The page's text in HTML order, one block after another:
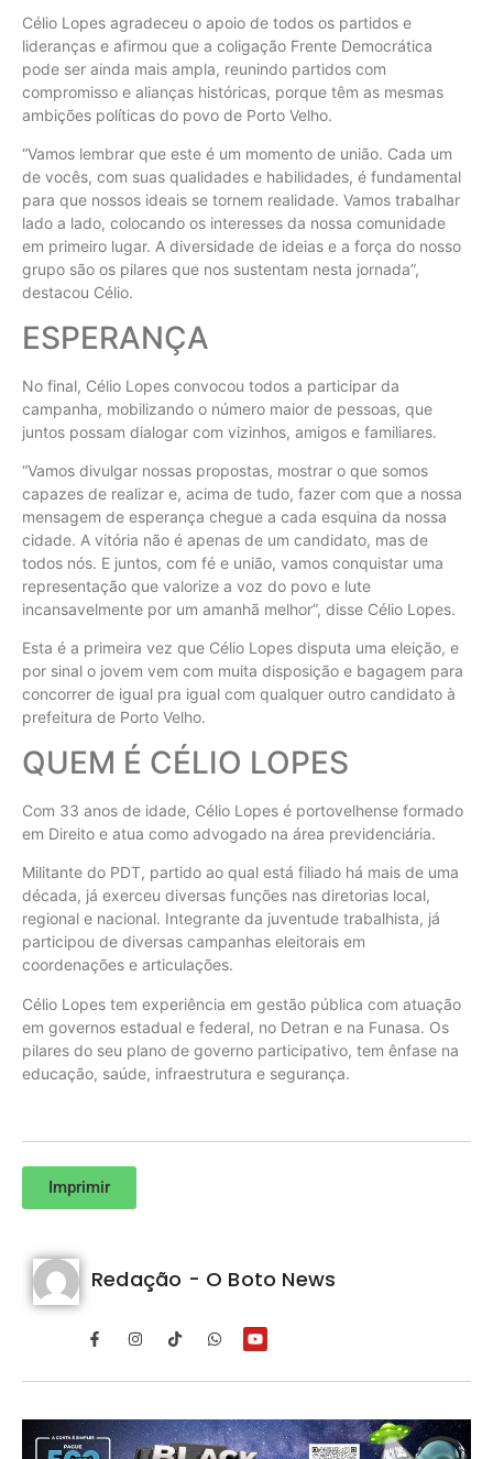
Célio Lopes agradeceu o apoio de todos os partidos e
lideranças e afirmou que a coligação Frente Democrática
pode ser ainda mais ampla, reunindo partidos com
compromisso e alianças históricas, porque têm as mesmas
ambições políticas do povo de Porto Velho.
“Vamos lembrar que este é um momento de união. Cada um
de vocês, com suas qualidades e habilidades, é fundamental
para que nossos ideais se tornem realidade. Vamos trabalhar
lado a lado, colocando os interesses da nossa comunidade
em primeiro lugar. A diversidade de ideias e a força do nosso
grupo são os pilares que nos sustentam nesta jornada”,
destacou Célio.
ESPERANÇA
No final, Célio Lopes convocou todos a participar da
campanha, mobilizando o número maior de pessoas, que
juntos possam dialogar com vizinhos, amigos e familiares.
“Vamos divulgar nossas propostas, mostrar o que somos
capazes de realizar e, acima de tudo, fazer com que a nossa
mensagem de esperança chegue a cada esquina da nossa
cidade. A vitória não é apenas de um candidato, mas de
todos nós. E juntos, com fé e união, vamos conquistar uma
representação que valorize a voz do povo e lute
incansavelmente por um amanhã melhor”, disse Célio Lopes.
Esta é a primeira vez que Célio Lopes disputa uma eleição, e
por sinal o jovem vem com muita disposição e bagagem para
concorrer de igual pra igual com qualquer outro candidato à
prefeitura de Porto Velho.
QUEM É CÉLIO LOPES
Com 33 anos de idade, Célio Lopes é portovelhense formado
em Direito e atua como advogado na área previdenciária.
Militante do PDT, partido ao qual está filiado há mais de uma
década, já exerceu diversas funções nas diretorias local,
regional e nacional. Integrante da juventude trabalhista, já
participou de diversas campanhas eleitorais em
coordenações e articulações.
Célio Lopes tem experiência em gestão pública com atuação
em governos estadual e federal, no Detran e na Funasa. Os
pilares do seu plano de governo participativo, tem ênfase na
educação, saúde, infraestrutura e segurança.
Imprimir
Redação - O Boto News